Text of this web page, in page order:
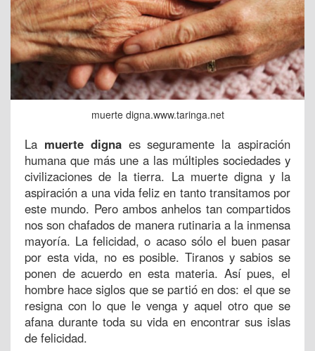
muerte digna.www.taringa.net
La muerte dignaes seguramente la aspiración
humana que más une a las múltiples sociedades y
civilizaciones de la tierra. La muerte digna y la
aspiración a una vida feliz en tanto transitamos por
este mundo. Pero ambos anhelos tan compartidos
nos son chafados de manera rutinaria a la inmensa
mayoría. La felicidad, o acaso sólo el buen pasar
por esta vida, no es posible. Tiranos y sabios se
ponen de acuerdo en esta materia. Así pues, el
hombre hace siglos que se partió en dos: el que se
resigna con lo que le venga y aquel otro que se
afana durante toda su vida en encontrar sus islas
de felicidad.